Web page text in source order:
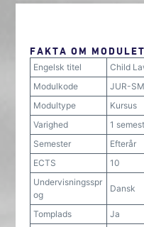
FAKTA OM MODULET
Engelsk titel
Child
Modulkode
JUR-
Modultype
Kursus
Varighed
1
Semester
Efterår
ECTS
10
Undervisningsspr
og
Dansk
Tomplads
Ja